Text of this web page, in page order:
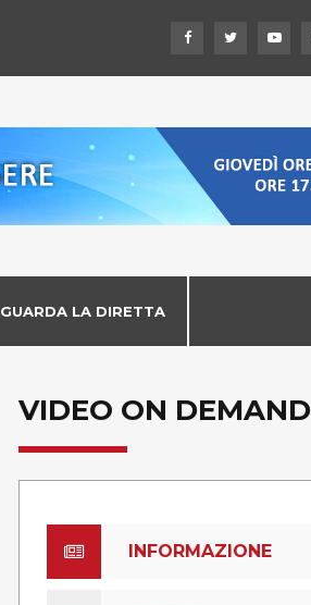
GUARDA LA DIRETTA
VIDEO ON DEMAND
INFORMAZIONE